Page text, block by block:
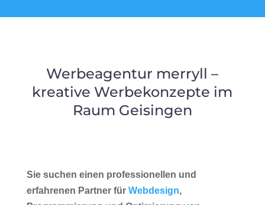
Werbeagentur merryll –
kreative Werbekonzepte im
Raum Geisingen
Sie suchen einen professionellen und
erfahrenen Partner für Webdesign,